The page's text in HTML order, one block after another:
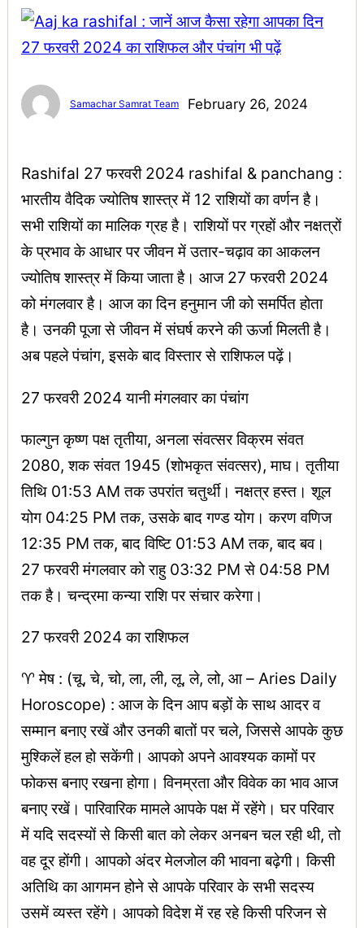
Samachar Samrat Team February 26, 2024
Rashifal 27 फरवरी 2024 rashifal & panchang :
भारतीय वैदिक ज्योतिष शास्त्र में 12 राशियों का वर्णन है।
सभी राशियों का मालिक ग्रह है। राशियों पर ग्रहों और नक्षत्रों
के प्रभाव के आधार पर जीवन में उतार-चढ़ाव का आकलन
ज्योतिष शास्त्र में किया जाता है। आज 27 फरवरी 2024
को मंगलवार है। आज का दिन हनुमान जी को समर्पित होता
है। उनकी पूजा से जीवन में संघर्ष करने की ऊर्जा मिलती है।
अब पहले पंचांग, इसके बाद विस्तार से राशिफल पढ़ें।
27 फरवरी 2024 यानी मंगलवार का पंचांग
फाल्गुन कृष्ण पक्ष तृतीया, अनला संवत्सर विक्रम संवत
2080, शक संवत 1945 (शोभकृत संवत्सर), माघ। तृतीया
तिथि 01:53 AM तक उपरांत चतुर्थी। नक्षत्र हस्त। शूल
योग 04:25 PM तक, उसके बाद गण्ड योग। करण वणिज
12:35 PM तक, बाद विष्टि 01:53 AM तक, बाद बव।
27 फरवरी मंगलवार को राहु 03:32 PM से 04:58 PM
तक है। चन्द्रमा कन्या राशि पर संचार करेगा।
27 फरवरी 2024 का राशिफल
♈ मेष : (चू, चे, चो, ला, ली, लू, ले, लो, आ – Aries Daily
Horoscope) : आज के दिन आप बड़ों के साथ आदर व
सम्मान बनाए रखें और उनकी बातों पर चले, जिससे आपके कुछ
मुश्किलें हल हो सकेंगी। आपको अपने आवश्यक कामों पर
फोकस बनाए रखना होगा। विनम्रता और विवेक का भाव आज
बनाए रखें। पारिवारिक मामले आपके पक्ष में रहेंगे। घर परिवार
में यदि सदस्यों से किसी बात को लेकर अनबन चल रही थी, तो
वह दूर होंगी। आपको अंदर मेलजोल की भावना बढ़ेगी। किसी
अतिथि का आगमन होने से आपके परिवार के सभी सदस्य
उसमें व्यस्त रहेंगे। आपको विदेश में रह रहे किसी परिजन से